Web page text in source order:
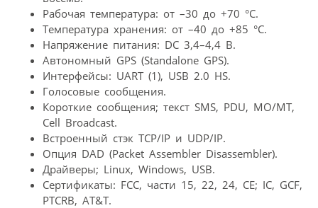
Рабочая температура: от –30 до +70 °C.
Температура хранения: от –40 до +85 °C.
Напряжение питания: DC 3,4–4,4 В.
Автономный GPS (Standalone GPS).
Интерфейсы: UART (1), USB 2.0 HS.
Голосовые сообщения.
Короткие сообщения; текст SMS, PDU, MO/MT,
Cell Broadcast.
Встроенный стэк TCP/IP и UDP/IP.
Опция DAD (Packet Assembler Disassembler).
Драйверы; Linux, Windows, USB.
Сертификаты: FCC, части 15, 22, 24, CE; IC, GCF,
PTCRB, AT&T.